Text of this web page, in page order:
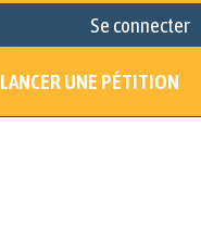
Se connecter
LANCER UNE PÉTITION